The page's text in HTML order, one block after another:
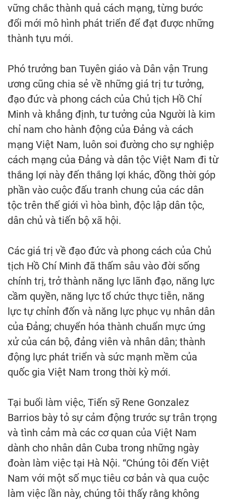
vững chắc thành quả cách mạng, từng bước
đổi mới mô hình phát triển để đạt được những
thành tựu mới.
Phó trưởng ban Tuyên giáo và Dân vận Trung
ương cũng chia sẻ về những giá trị tư tưởng,
đạo đức và phong cách của Chủ tịch Hồ Chí
Minh và khẳng định, tư tưởng của Người là kim
chỉ nam cho hành động của Đảng và cách
mạng Việt Nam, luôn soi đường cho sự nghiệp
cách mạng của Đảng và dân tộc Việt Nam đi từ
thắng lợi này đến thắng lợi khác, đồng thời góp
phần vào cuộc đấu tranh chung của các dân
tộc trên thế giới vì hòa bình, độc lập dân tộc,
dân chủ và tiến bộ xã hội.
Các giá trị về đạo đức và phong cách của Chủ
tịch Hồ Chí Minh đã thấm sâu vào đời sống
chính trị, trở thành năng lực lãnh đạo, năng lực
cầm quyền, năng lực tổ chức thực tiễn, năng
lực tự chỉnh đốn và năng lực phục vụ nhân dân
của Đảng; chuyển hóa thành chuẩn mực ứng
xử của cán bộ, đảng viên và nhân dân; thành
động lực phát triển và sức mạnh mềm của
quốc gia Việt Nam trong thời kỳ mới.
Tại buổi làm việc, Tiến sỹ Rene Gonzalez
Barrios bày tỏ sự cảm động trước sự trân trọng
và tình cảm mà các cơ quan của Việt Nam
dành cho nhân dân Cuba trong những ngày
đoàn làm việc tại Hà Nội. “Chúng tôi đến Việt
Nam với một số mục tiêu cơ bản và qua cuộc
làm việc lần này, chúng tôi thấy rằng không